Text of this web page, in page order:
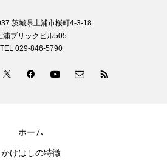
茨城県土浦市桜町4-3-18
浦ブリックビル505
TEL 029-846-5790
ホーム
かけはしの特徴